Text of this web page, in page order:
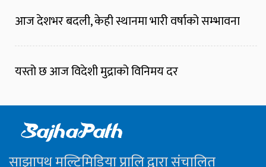
आज देशभर बदली, केही स्थानमा भारी वर्षाको सम्भावना
यस्तो छ आज विदेशी मुद्राको विनिमय दर